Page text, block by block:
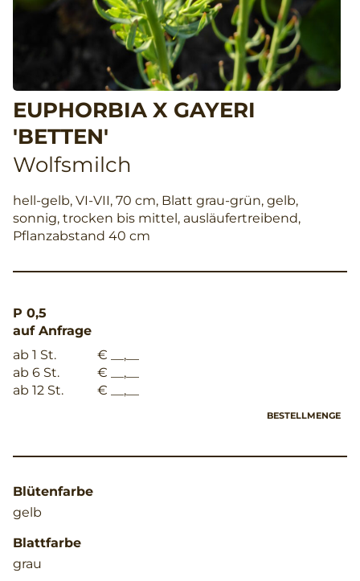
EUPHORBIA X GAYERI
'BETTEN'
Wolfsmilch
hell-gelb, VI-VII, 70 cm, Blatt grau-grün, gelb,
sonnig, trocken bis mittel, ausläufertreibend,
Pflanzabstand 40 cm
P 0,5
auf Anfrage
ab 1 St.
€ __,__
ab 6 St.
€ __,__
ab 12 St.
€ __,__
BESTELLMENGE
Blütenfarbe
gelb
Blattfarbe
grau